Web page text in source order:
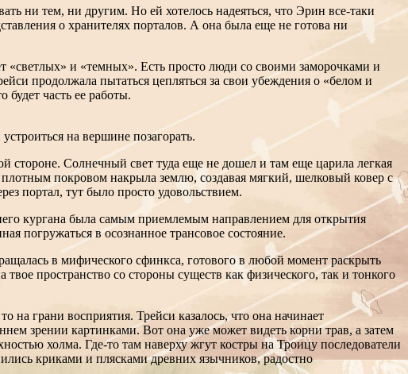
ни тем, ни другим. Но ей хотелось надеяться, что Эрин все-таки
о хранителях порталов. А она была еще не готова ни
«светлых» и «темных». Есть просто люди со своими заморочками и
продолжала пытаться цепляться за свои убеждения о «белом и
часть ее работы.
на вершине позагорать.
стороне. Солнечный свет туда еще не дошел и там еще царила легкая
покровом накрыла землю, создавая мягкий, шелковый ковер с
портал, тут было просто удовольствием.
кургана была самым приемлемым направлением для открытия
погружаться в осознанное трансовое состояние.
в мифического сфинкса, готового в любой момент раскрыть
пространство со стороны существ как физического, так и тонкого
на грани восприятия. Трейси казалось, что она начинает
зрении картинками. Вот она уже может видеть корни трав, а затем
холма. Где-то там наверху жгут костры на Троицу последователи
криками и плясками древних язычников, радостно